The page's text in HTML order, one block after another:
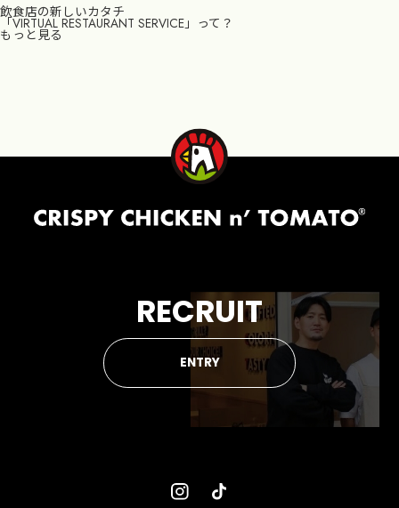
飲食店の新しいカタチ
「VIRTUAL RESTAURANT SERVICE」って？
もっと見る
RECRUIT
ENTRY